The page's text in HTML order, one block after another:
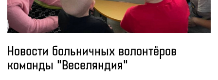
Новости больничных волонтёров
команды "Веселяндия"